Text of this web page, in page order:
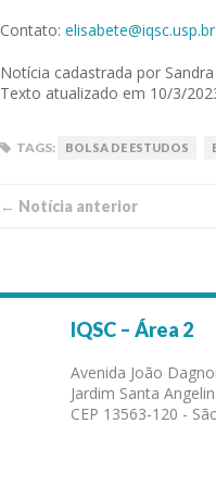
Contato: elisabete@iqsc.usp.br
Notícia cadastrada por
Texto atualizado em 10/3/
TAGS: BOLSA DE ESTUDOS
← Notí­cia anterior
IQSC – Área 2
Avenida João
Jardim Santa
CEP 13563-120 -